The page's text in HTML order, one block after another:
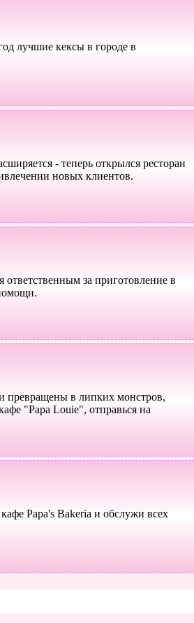
лучшие кексы в городе в
- теперь открылся ресторан
новых клиентов.
ответственным за приготовление в
в липких монстров,
"Papa Louie", отправься на
Papa's Bakeria и обслужи всех